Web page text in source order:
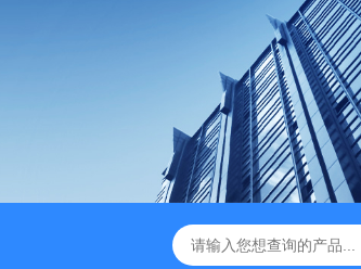
供Vogel TYP:MPS 1 ID:281875 A-NR:417291